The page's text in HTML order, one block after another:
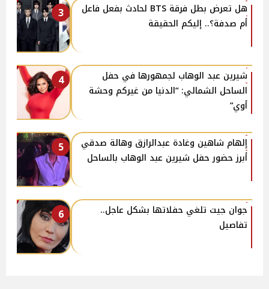
3
هل تعرض بطل فرقة BTS لحادث بفعل فاعل
أم صدفة؟.. إليكم الحقيقة
4
شيرين عبد الوهاب لجمهورها في حفل
الساحل الشمالي: “الدنيا من غيركم وحشة
أوي”
5
إلهام شاهين وغادة عبدالرازق وهالة صدقي
أبرز حضور حفل شيرين عبد الوهاب بالساحل
6
جوان جيت تلغي حفلاتها بشكل عاجل..
تفاصيل